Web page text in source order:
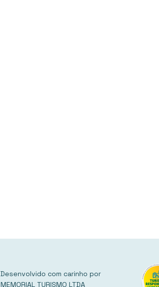
Desenvolvido com carinho por
MEMORIAL TURISMO LTDA